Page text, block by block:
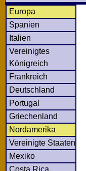
Europa
Spanien
Italien
Vereinigtes
Königreich
Frankreich
Deutschland
Portugal
Griechenland
Nordamerika
Vereinigte Staaten
Mexiko
Costa Rica